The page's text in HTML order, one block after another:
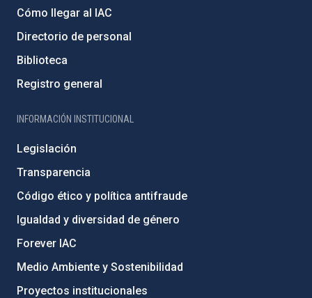
Cómo llegar al IAC
Directorio de personal
Biblioteca
Registro general
INFORMACIÓN INSTITUCIONAL
Legislación
Transparencia
Código ético y política antifraude
Igualdad y diversidad de género
Forever IAC
Medio Ambiente y Sostenibilidad
Proyectos institucionales